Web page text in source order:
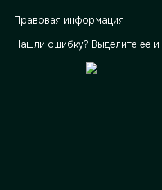
Правовая информация
Нашли ошибку? Выделите ее